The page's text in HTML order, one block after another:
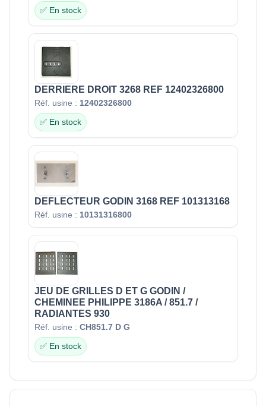
✅ En stock
DERRIERE DROIT 3268 REF 12402326800
Réf. usine : 12402326800
✅ En stock
DEFLECTEUR GODIN 3168 REF 101313168
Réf. usine : 10131316800
JEU DE GRILLES D ET G GODIN /
CHEMINEE PHILIPPE 3186A / 851.7 /
RADIANTES 930
Réf. usine : CH851.7 D G
✅ En stock